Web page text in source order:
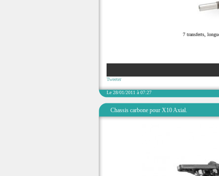
7 transferts,
Tweeter
Le 28/01/2011 à 07:27
Chassis carbone pour X10 Axial.